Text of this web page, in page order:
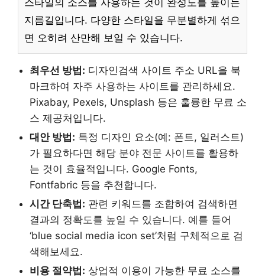
스타일의 소스를 사용하는 것이 완성도를 높이는
지름길입니다. 다양한 스타일을 무분별하게 섞으
면 오히려 산만해 보일 수 있습니다.
최우선 방법: 디자인검색 사이트 주소 URL을 북
마크하여 자주 사용하는 사이트를 관리하세요.
Pixabay, Pexels, Unsplash 등은 훌륭한 무료 소
스 제공처입니다.
대안 방법: 특정 디자인 요소(예: 폰트, 일러스트)
가 필요하다면 해당 분야 전문 사이트를 활용하
는 것이 효율적입니다. Google Fonts,
Fontfabric 등을 추천합니다.
시간 단축법: 관련 키워드를 조합하여 검색하면
결과의 정확도를 높일 수 있습니다. 예를 들어
‘blue social media icon set’처럼 구체적으로 검
색해보세요.
비용 절약법: 상업적 이용이 가능한 무료 소스를